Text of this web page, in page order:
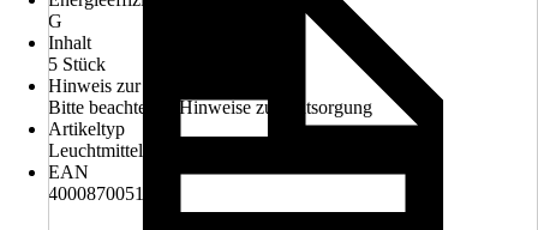
G
Inhalt
5 Stück
Hinweis zur Entsorgung
Bitte beachte die Hinweise zur Entsorgung
Artikeltyp
Leuchtmittel
EAN
4000870051955